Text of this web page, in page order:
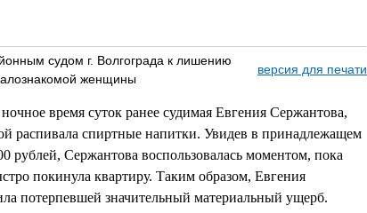
судом г. Волгограда к лишению
женщины
версия для печати
время суток ранее судимая Евгения Сержантова,
распивала спиртные напитки. Увидев в принадлежащем
рублей, Сержантова воспользовалась моментом, пока
покинула квартиру. Таким образом, Евгения
потерпевшей значительный материальный ущерб.